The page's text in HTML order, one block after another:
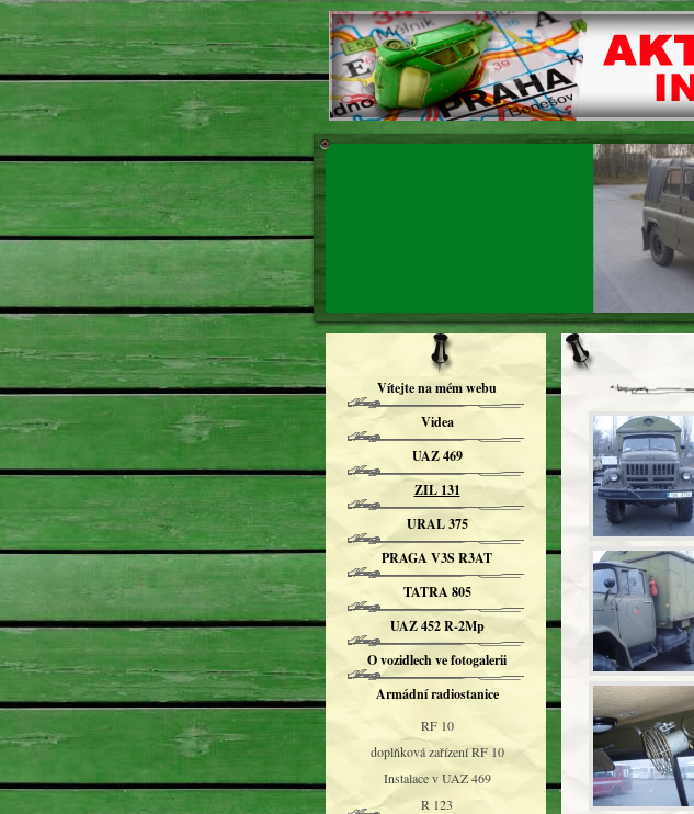
Vítejte na mém webu
Videa
UAZ 469
ZIL 131
URAL 375
PRAGA V3S R3AT
TATRA 805
UAZ 452 R-2Mp
O vozidlech ve fotogalerii
Armádní radiostanice
RF 10
doplňková zařízení RF 10
Instalace v UAZ 469
R 123